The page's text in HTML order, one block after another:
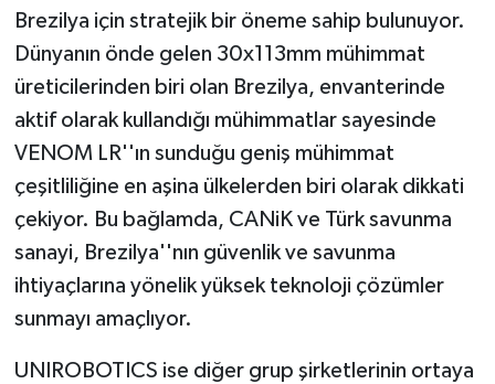
Brezilya için stratejik bir öneme sahip bulunuyor.
Dünyanın önde gelen 30x113mm mühimmat
üreticilerinden biri olan Brezilya, envanterinde
aktif olarak kullandığı mühimmatlar sayesinde
VENOM LR''ın sunduğu geniş mühimmat
çeşitliliğine en aşina ülkelerden biri olarak dikkati
çekiyor. Bu bağlamda, CANiK ve Türk savunma
sanayi, Brezilya''nın güvenlik ve savunma
ihtiyaçlarına yönelik yüksek teknoloji çözümler
sunmayı amaçlıyor.
UNIROBOTICS ise diğer grup şirketlerinin ortaya